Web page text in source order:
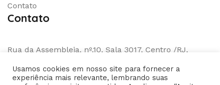
Contato
Contato
Rua da Assembleia, nº.10, Sala 3017, Centro /RJ,
WhatsApp: (21)971075548
Usamos cookies em nosso site para fornecer a
experiência mais relevante, lembrando suas